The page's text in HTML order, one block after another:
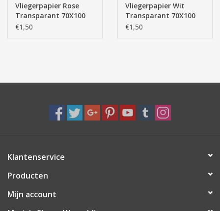
Vliegerpapier Rose
Transparant 70X100
cm 1 rol
€1,50
Vliegerpapier Wit
Transparant 70X100
cm 1 rol
€1,50
Klantenservice
Producten
Mijn account